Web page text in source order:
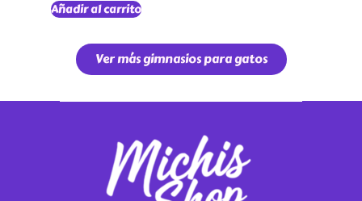
Añadir al carrito
Ver más gimnasios para gatos